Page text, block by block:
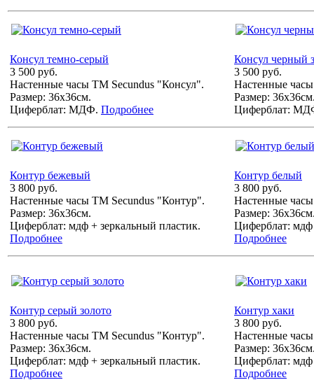
Консул темно-серый
3 500 руб.
Настенные часы ТМ Secundus "Консул".
Размер: 36х36см.
Циферблат: МДФ. Подробнее
Консул черный
3 500 руб.
Настенные
Размер:
Циферблат:
Контур бежевый
3 800 руб.
Настенные часы ТМ Secundus "Контур".
Размер: 36х36см.
Циферблат: мдф + зеркальный пластик.
Подробнее
Контур белый
3 800 руб.
Настенные
Размер:
Циферблат: мдф
Подробнее
Контур серый золото
3 800 руб.
Настенные часы ТМ Secundus "Контур".
Размер: 36х36см.
Циферблат: мдф + зеркальный пластик.
Подробнее
Контур хаки
3 800 руб.
Настенные
Размер:
Циферблат: мдф
Подробнее